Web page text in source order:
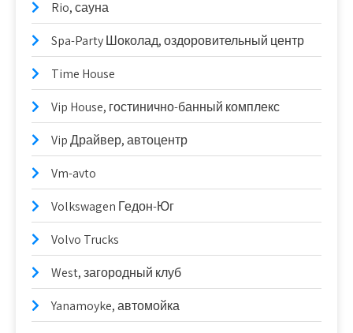
Rio, сауна
Spa-Party Шоколад, оздоровительный центр
Time House
Vip House, гостинично-банный комплекс
Vip Драйвер, автоцентр
Vm-avto
Volkswagen Гедон-Юг
Volvo Trucks
West, загородный клуб
Yanamoyke, автомойка